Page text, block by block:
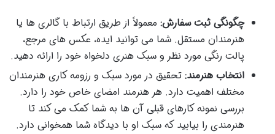
چگونگی ثبت سفارش: معمولاً از طریق ارتباط با گالری ها یا
هنرمندان مستقل. شما می توانید ایده، عکس های مرجع،
پالت رنگی مورد نظر و سبک هنری دلخواه خود را ارائه دهید.
انتخاب هنرمند: تحقیق در مورد سبک و رزومه کاری هنرمندان
مختلف اهمیت دارد. هر هنرمند امضای خاص خود را دارد.
بررسی نمونه کارهای قبلی آن ها به شما کمک می کند تا
هنرمندی را بیابید که سبک او با دیدگاه شما همخوانی دارد.